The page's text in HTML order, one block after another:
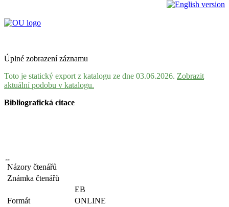
Úplné zobrazení záznamu
Toto je statický export z katalogu ze dne 03.06.2026. Zobrazit
aktuální podobu v katalogu.
Bibliografická citace
Názory čtenářů
Známka čtenářů
EB
Formát
ONLINE